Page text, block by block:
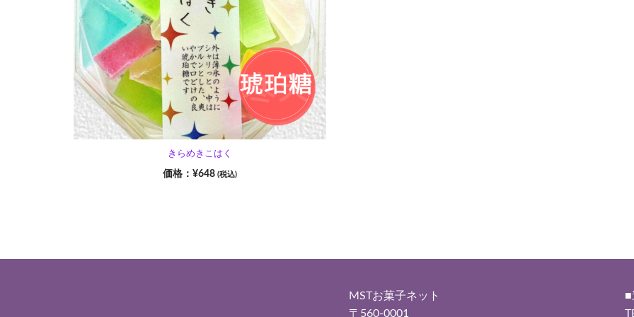
きらめきこはく
¥648 (税込)
MSTお菓子ネット
〒560-0001
■